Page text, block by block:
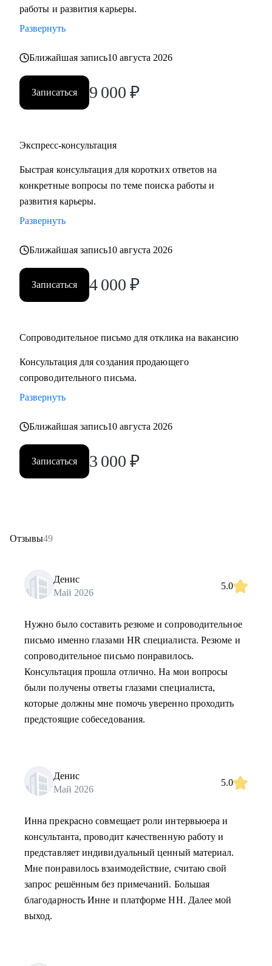
работы и развития карьеры.
Развернуть
Ближайшая запись10 августа 2026
Записаться 9 000 ₽
Экспресс-консультация
Быстрая консультация для коротких ответов на
конкретные вопросы по теме поиска работы и
развития карьеры.
Развернуть
Ближайшая запись10 августа 2026
Записаться 4 000 ₽
Сопроводительное письмо для отклика на вакансию
Консультация для создания продающего
сопроводительного письма.
Развернуть
Ближайшая запись10 августа 2026
Записаться 3 000 ₽
Отзывы49
Денис
Май 2026
5.0
Нужно было составить резюме и сопроводительное
письмо именно глазами HR специалиста. Резюме и
сопроводительное письмо понравилось.
Консультация прошла отлично. На мои вопросы
были получены ответы глазами специалиста,
которые должны мне помочь уверенно проходить
предстоящие собеседования.
Денис
Май 2026
5.0
Инна прекрасно совмещает роли интервьюера и
консультанта, проводит качественную работу и
представляет индивидуальный ценный материал.
Мне понравилось взаимодействие, считаю свой
запрос решённым без примечаний. Большая
благодарность Инне и платформе НН. Далее мой
выход.